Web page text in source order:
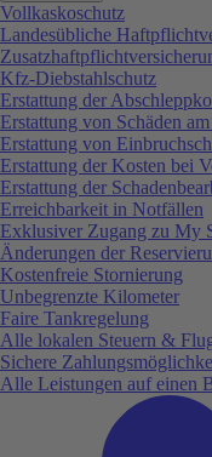
Vollkaskoschutz
Landesübliche
Kfz-Diebstahlschutz
Erstattung der
Erstattung von Schäden
Erstattung von
Erstattung der Kosten bei
Erstattung der
Erreichbarkeit in Notfällen
Exklusiver Zugang zu My
Änderungen der
Kostenfreie Stornierung
Unbegrenzte Kilometer
Faire Tankregelung
Alle lokalen Steuern &
Sichere
Alle Leistungen auf einen